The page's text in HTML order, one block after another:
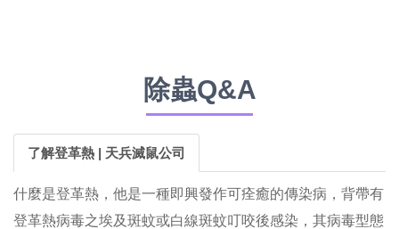
除蟲Q&A
了解登革熱 | 天兵滅鼠公司
什麼是登革熱，他是一種即興發作可痊癒的傳染病，背帶有
登革熱病毒之埃及斑蚊或白線斑蚊叮咬後感染，其病毒型態